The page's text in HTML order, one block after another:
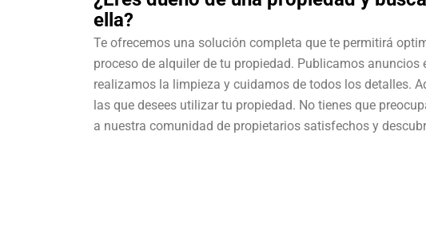
ella?
Te ofrecemos una solución completa que te permitirá
proceso de alquiler de tu propiedad. Publicamos
realizamos la limpieza y cuidamos de todos los detalles.
las que desees utilizar tu propiedad. No tienes que
a nuestra comunidad de propietarios satisfechos y